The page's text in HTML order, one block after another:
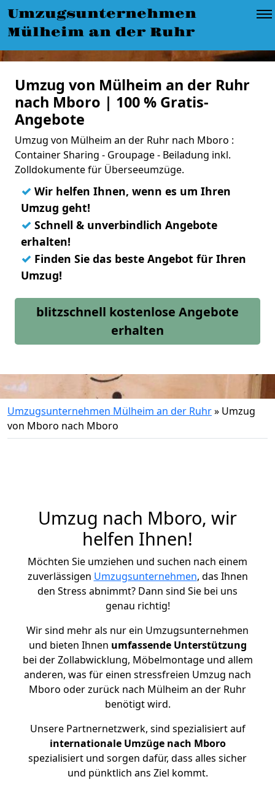
Umzugsunternehmen
Mülheim an der Ruhr
Umzug von Mülheim an der Ruhr
nach Mboro | 100 % Gratis-
Angebote
Umzug von Mülheim an der Ruhr nach Mboro :
Container Sharing - Groupage - Beiladung inkl.
Zolldokumente für Überseeumzüge.
✓ Wir helfen Ihnen, wenn es um Ihren
Umzug geht!
✓ Schnell & unverbindlich Angebote
erhalten!
✓ Finden Sie das beste Angebot für Ihren
Umzug!
blitzschnell kostenlose Angebote
erhalten
Umzugsunternehmen Mülheim an der Ruhr» Umzug
von Mboro nach Mboro
Umzug nach Mboro, wir
helfen Ihnen!
Möchten Sie umziehen und suchen nach einem
zuverlässigen Umzugsunternehmen, das Ihnen
den Stress abnimmt? Dann sind Sie bei uns
genau richtig!
Wir sind mehr als nur ein Umzugsunternehmen
und bieten Ihnen umfassende Unterstützung
bei der Zollabwicklung, Möbelmontage und allem
anderen, was für einen stressfreien Umzug nach
Mboro oder zurück nach Mülheim an der Ruhr
benötigt wird.
Unsere Partnernetzwerk, sind spezialisiert auf
internationale Umzüge nach Mboro
spezialisiert und sorgen dafür, dass alles sicher
und pünktlich ans Ziel kommt.